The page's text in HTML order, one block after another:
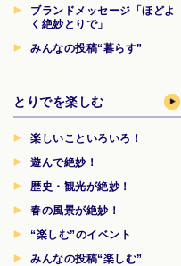
ブランドメッセージ「ほどよ
く絶妙とりで」
みんなの投稿“暮らす”
とりでを楽しむ
楽しいこといろいろ！
遊んで絶妙！
歴史・観光が絶妙！
春の風景が絶妙！
“楽しむ”のイベント
みんなの投稿“楽しむ”